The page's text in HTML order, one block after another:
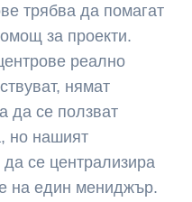
трябва да помагат
за проекти.
реално
нямат
да се ползват
но нашият
се централизира
на един мениджър.